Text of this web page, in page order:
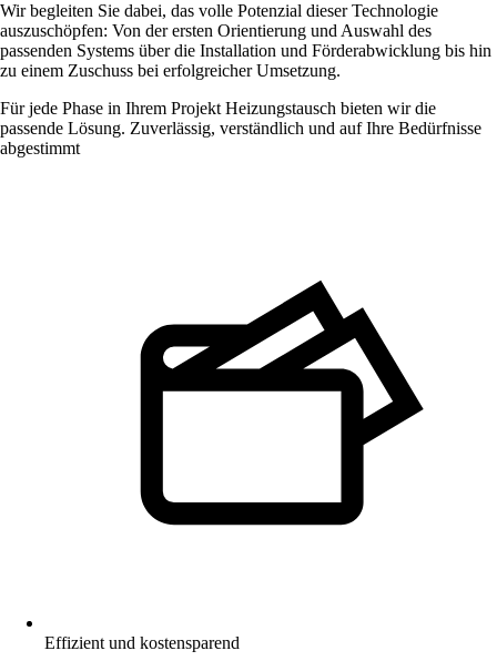
Wir begleiten Sie dabei, das volle Potenzial dieser Technologie
auszuschöpfen: Von der ersten Orientierung und Auswahl des
passenden Systems über die Installation und Förderabwicklung bis hin
zu einem Zuschuss bei erfolgreicher Umsetzung.
Für jede Phase in Ihrem Projekt Heizungstausch bieten wir die
passende Lösung. Zuverlässig, verständlich und auf Ihre Bedürfnisse
abgestimmt
Effizient und kostensparend